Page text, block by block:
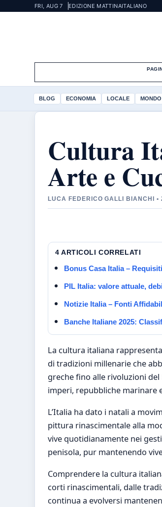
FRI, AUG 7 EDIZIONE MATTINAITALIANO
BLOG ECONOMIA LOCALE MONDO
Cultura
Arte e
LUCA FEDERICO GALLI BIANCHI
4 ARTICOLI CORRELATI
Bonus Casa Italia –
PIL Italia: valore attuale,
Notizie Italia – Fonti
Banche Italiane 2025:
La cultura italiana
di tradizioni millenarie che
greche fino alle rivoluzioni
imperi, repubbliche marinare
L’Italia ha dato i natali a
pittura rinascimentale alla
vive quotidianamente nei
penisola, pur mantenendo
Comprendere la cultura
corti rinascimentali, dalle
continua a evolversi